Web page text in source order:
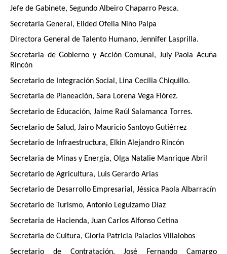
Jefe de Gabinete, Segundo Albeiro Chaparro Pesca.
Secretaria General, Elided Ofelia Niño Paipa
Directora General de Talento Humano, Jennifer Lasprilla.
Secretaria de Gobierno y Acción Comunal, July Paola Acuña
Rincón
Secretario de Integración Social, Lina Cecilia Chiquillo.
Secretaria de Planeación, Sara Lorena Vega Flórez.
Secretario de Educación, Jaime Raúl Salamanca Torres.
Secretario de Salud, Jairo Mauricio Santoyo Gutiérrez
Secretario de Infraestructura, Elkin Alejandro Rincón
Secretaria de Minas y Energía, Olga Natalie Manrique Abril
Secretario de Agricultura, Luis Gerardo Arias
Secretario de Desarrollo Empresarial, Jéssica Paola Albarracín
Secretario de Turismo, Antonio Leguizamo Díaz
Secretaria de Hacienda, Juan Carlos Alfonso Cetina
Secretaria de Cultura, Gloria Patricia Palacios Villalobos
Secretario de Contratación, José Fernando Camargo